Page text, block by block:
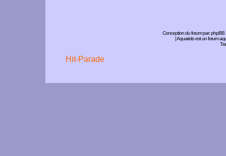
Conception du forum par:phpBB
| Aquariolo est un forum